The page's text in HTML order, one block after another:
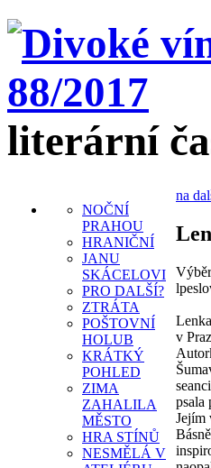
literární
NOČNÍ
PRAHOU
HRANIČNÍ
JANU
SKÁCELOVI
PRO DALŠÍ?
ZTRÁTA
POŠTOVNÍ
HOLUB
KRÁTKÝ
POHLED
ZIMA
ZAHALILA
MĚSTO
HRA STÍNŮ
NESMĚLÁ V
na
v
psala
Jejím